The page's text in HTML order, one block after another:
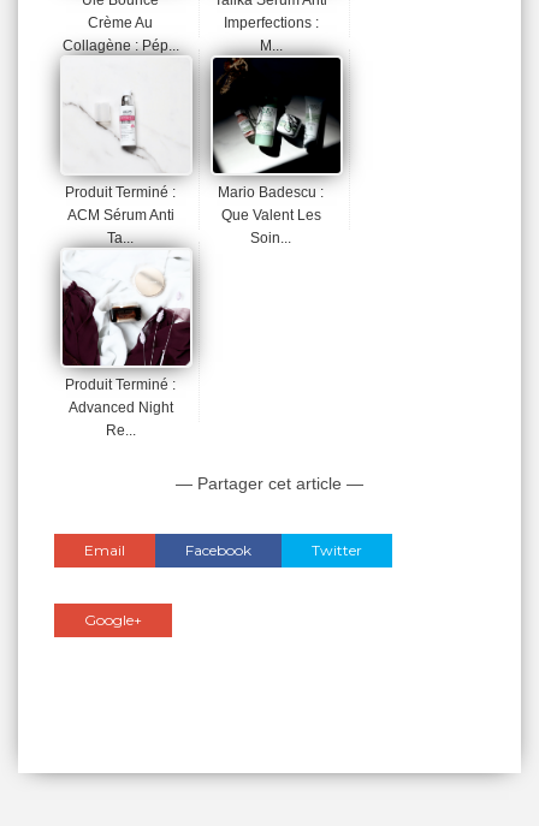
Crème Au
Collagène : Pép...
Imperfections :
M...
Produit Terminé :
ACM Sérum Anti
Ta...
Mario Badescu :
Que Valent Les
Soin...
Produit Terminé :
Advanced Night
Re...
— Partager cet article —
Email Facebook Twitter
Google+